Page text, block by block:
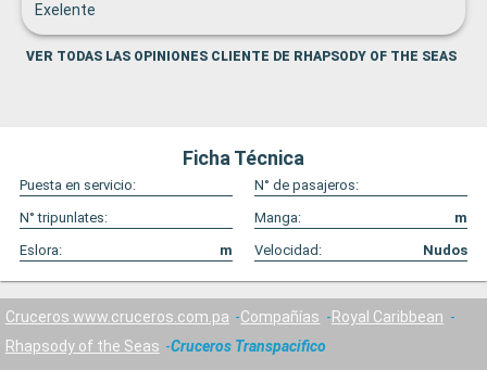
Exelente
VER TODAS LAS OPINIONES CLIENTE DE RHAPSODY OF THE SEAS
Ficha Técnica
Puesta en servicio:
N° de pasajeros:
N° tripunlates:
Manga:
m
Eslora:
m Velocidad: Nudos
Cruceros www.cruceros.com.pa Compañías
Royal Caribbean
Rhapsody of the Seas
Cruceros Transpacifico